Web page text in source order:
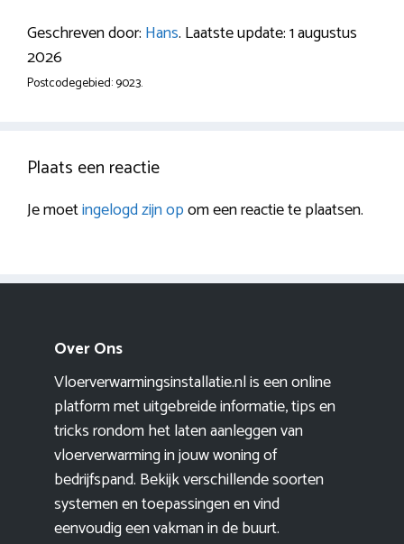
Geschreven door: Hans. Laatste update: 1 augustus
2026
Postcodegebied: 9023.
Plaats een reactie
Je moetingelogd zijn opom een reactie te plaatsen.
Over Ons
Vloerverwarmingsinstallatie.nl is een online
platform met uitgebreide informatie, tips en
tricks rondom het laten aanleggen van
vloerverwarming in jouw woning of
bedrijfspand. Bekijk verschillende soorten
systemen en toepassingen en vind
eenvoudig een vakman in de buurt.